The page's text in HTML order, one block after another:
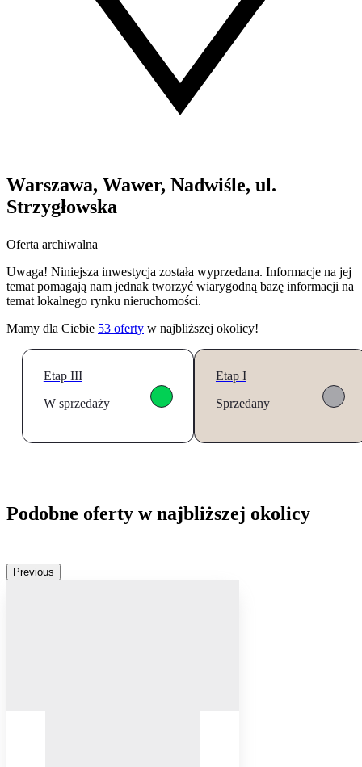
Warszawa, Wawer, Nadwiśle, ul.
Strzygłowska
Oferta archiwalna
Uwaga! Niniejsza inwestycja została wyprzedana. Informacje na jej
temat pomagają nam jednak tworzyć wiarygodną bazę informacji na
temat lokalnego rynku nieruchomości.
Mamy dla Ciebie 53 oferty w najbliższej okolicy!
Etap III
W sprzedaży
Etap I
Sprzedany
Podobne oferty w najbliższej okolicy
Previous